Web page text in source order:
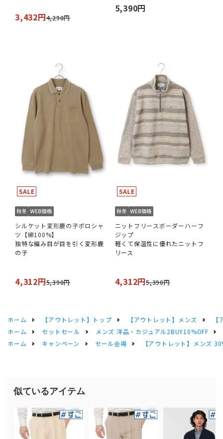
3,432円4,290円
5,390円
シルケット変形鹿の子ポロシャ
ツ【綿100%】
独特な編み目が目を引く変形鹿
の子
4,312円5,390円
ニットフリースボーダーハーフ
ジップ
軽くて保温性に優れたニットフ
リース
4,312円5,390円
ホーム 【アウトレット】トップ 【アウトレット】メンズ
ホーム
セットセール
メンズ 洋品・カジュアル2BUY10%OFF
ホーム
キャンペーン セール会場 【アウトレット】メンズ